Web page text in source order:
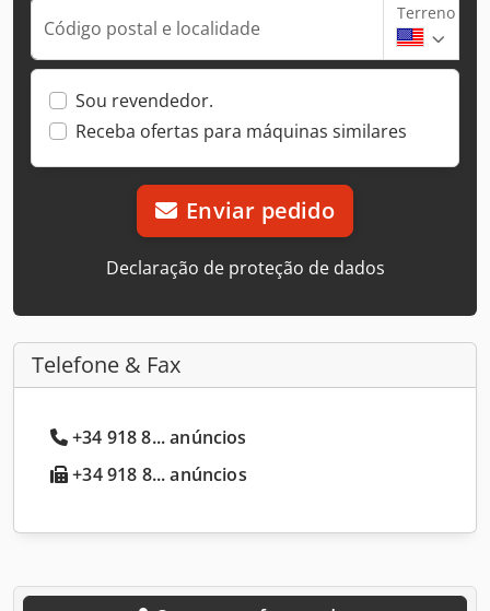
Código postal e localidade
Terreno
Sou revendedor.
Receba ofertas para máquinas similares
Enviar pedido
Declaração de proteção de dados
Telefone & Fax
+34 918 8... anúncios
+34 918 8... anúncios